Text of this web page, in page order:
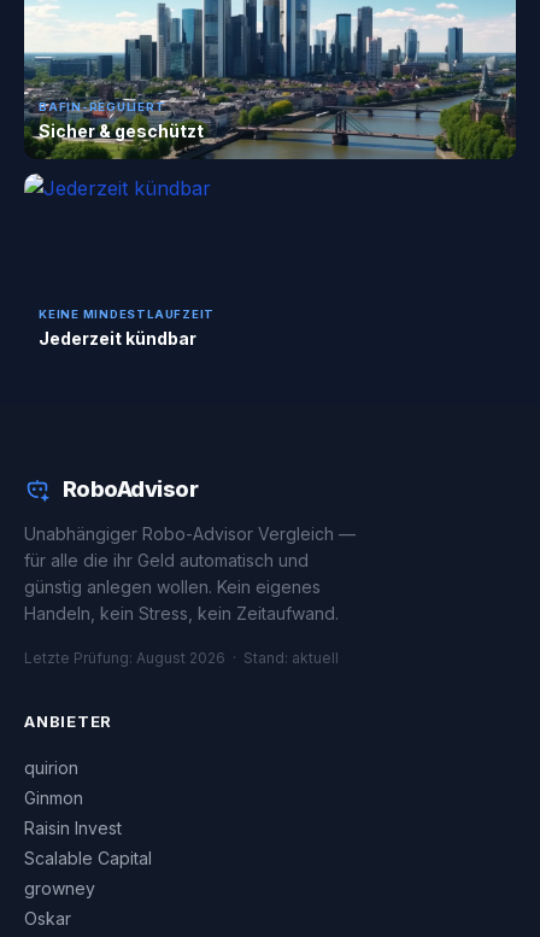
BAFIN-REGULIERT
Sicher & geschützt
KEINE MINDESTLAUFZEIT
Jederzeit kündbar
RoboAdvisor
Unabhängiger Robo-Advisor Vergleich —
für alle die ihr Geld automatisch und
günstig anlegen wollen. Kein eigenes
Handeln, kein Stress, kein Zeitaufwand.
Letzte Prüfung: August 2026 · Stand: aktuell
ANBIETER
quirion
Ginmon
Raisin Invest
Scalable Capital
growney
Oskar